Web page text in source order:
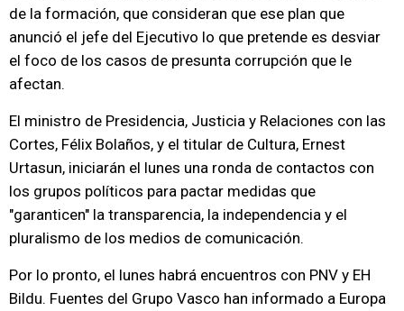
de la formación, que consideran que ese plan que
anunció el jefe del Ejecutivo lo que pretende es desviar
el foco de los casos de presunta corrupción que le
afectan.
El ministro de Presidencia, Justicia y Relaciones con las
Cortes, Félix Bolaños, y el titular de Cultura, Ernest
Urtasun, iniciarán el lunes una ronda de contactos con
los grupos políticos para pactar medidas que
"garanticen" la transparencia, la independencia y el
pluralismo de los medios de comunicación.
Por lo pronto, el lunes habrá encuentros con PNV y EH
Bildu. Fuentes del Grupo Vasco han informado a Europa